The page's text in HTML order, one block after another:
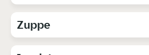
Zuppe